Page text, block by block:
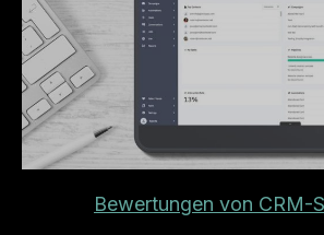
Bewertungen von CRM-